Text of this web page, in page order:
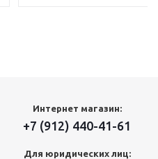
Интернет магазин:
+7 (912) 440-41-61
Для юридических лиц: